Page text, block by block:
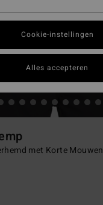
met Korte Mouwen
Cookie-instellingen
Alles accepteren